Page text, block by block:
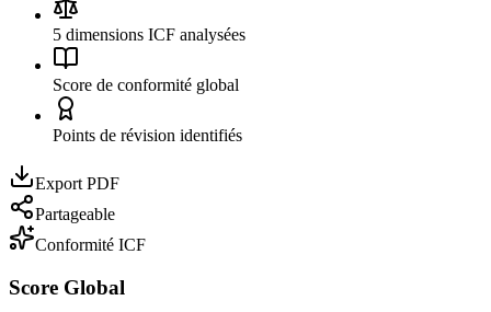
5 dimensions ICF analysées
Score de conformité global
Points de révision identifiés
Export PDF
Partageable
Conformité ICF
Score Global